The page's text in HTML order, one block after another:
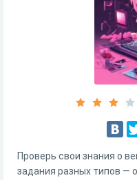
Проверь свои знания о
задания разных типов —